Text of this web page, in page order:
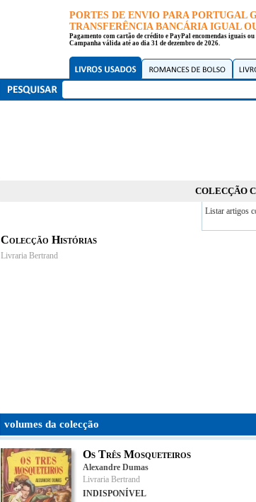
PORTES DE ENVIO PARA PORTUGAL
TRANSFERÊNCIA BANCÁRIA IGUAL
Pagamento com cartão de crédito e PayPal encomendas iguais
Campanha válida até ao dia 31 de dezembro de 2026.
COLECÇÃO
Listar artigos
Colecção Histórias
Livraria Bertrand
volumes da colecção
Os Três Mosqueteiros
Alexandre Dumas
Livraria Bertrand
INDISPONÍVEL